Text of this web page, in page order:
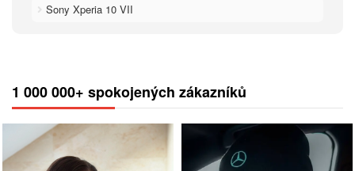
Sony Xperia 10 VII
1 000 000+ spokojených zákazníků